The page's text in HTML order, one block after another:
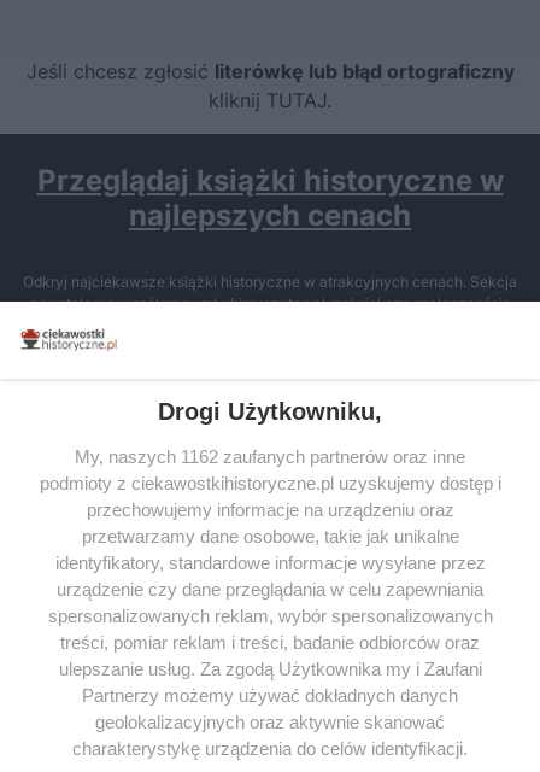
Jeśli chcesz zgłosić literówkę lub błąd ortograficzny
kliknij TUTAJ.
Przeglądaj książki historyczne w
najlepszych cenach
Odkryj najciekawsze książki historyczne w atrakcyjnych cenach. Sekcja
powstała we współpracy z Lubimyczytac.pl, największą społecznością
miłośników literatury w Polsce – dzięki temu możesz wybierać spośród
tytułów najwyżej ocenianych przez czytelników.
SERWIS
SPOŁECZNOŚĆ
WSPÓŁPRACA
KONTAKT
ODWIEDŹ RÓWNIEŻ:
Drogi Użytkowniku,
My, naszych 1162 zaufanych partnerów oraz inne
podmioty z ciekawostkihistoryczne.pl uzyskujemy dostęp i
przechowujemy informacje na urządzeniu oraz
przetwarzamy dane osobowe, takie jak unikalne
identyfikatory, standardowe informacje wysyłane przez
urządzenie czy dane przeglądania w celu zapewniania
spersonalizowanych reklam, wybór spersonalizowanych
treści, pomiar reklam i treści, badanie odbiorców oraz
ulepszanie usług. Za zgodą Użytkownika my i Zaufani
Partnerzy możemy używać dokładnych danych
geolokalizacyjnych oraz aktywnie skanować
charakterystykę urządzenia do celów identyfikacji.